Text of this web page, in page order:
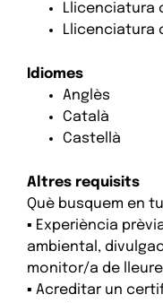
Llicenciatura
Llicenciatura
Idiomes
Anglès
Català
Castellà
Altres requisits
Què busquem en
▪ Experiència
ambiental,
monitor/a de
▪ Acreditar un